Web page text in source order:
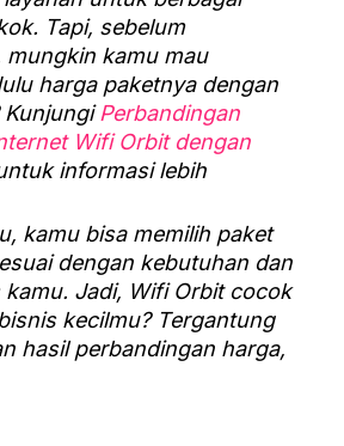
Tapi, sebelum
mungkin kamu mau
harga paketnya dengan
KunjungiPerbandingan
Wifi Orbit dengan
informasi lebih
kamu bisa memilih paket
dengan kebutuhan dan
Jadi, Wifi Orbit cocok
kecilmu? Tergantung
hasil perbandingan harga,